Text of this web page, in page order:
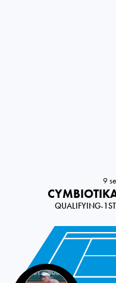
9
QUALIFYING-
Belarus